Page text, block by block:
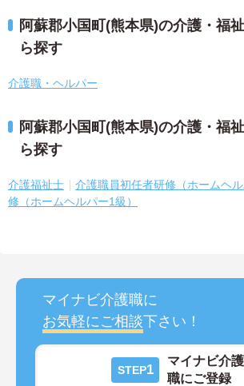
阿蘇郡小国町(熊本県)の介護・福
ら探す
介護職・ヘルパー
阿蘇郡小国町(熊本県)の介護・福
ら探す
介護福祉士 介護職員初任者研修（ホームヘル
修（ホームヘルパー1級）
マイナビ介護職に
お気軽にご相談下さい！
STEP1
マイナビ介護
職にご登録